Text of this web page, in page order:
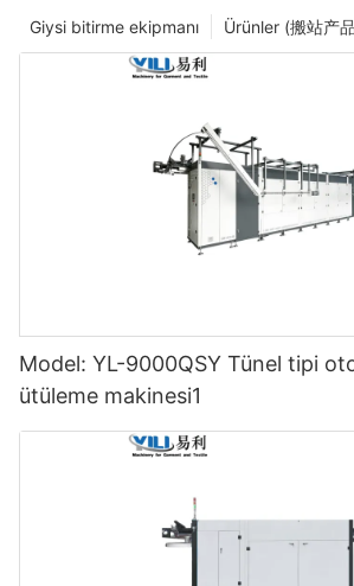
Ürünler (搬站产
Giysi bitirme ekipmanı
Model: YL-9000QSY Tünel tipi
ütüleme makinesi1